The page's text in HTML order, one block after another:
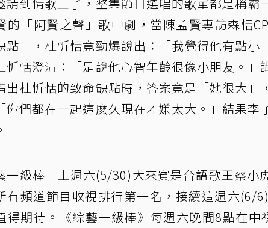
的「阿賢之聲」歌中劇，當陳孟賢專訪森恬
點」，杜忻恬竟勁爆說出：「我覺得他有點小
忻恬澄清：「是說他心智年齡很像小朋友。」
出杜忻恬的致命缺點時，答案竟是「她很大」
你們都在一起這麼久現在才嫌太大。」結果李
一級棒」上週六(5/30)大來賓是台語歌王蔡
有頻道節目收視排行第一名，接續這週六(6/
得期待。《綜藝一級棒》每週六晚間8點在